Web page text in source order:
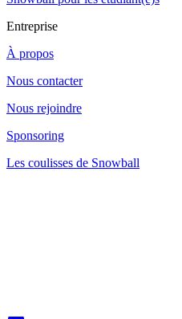
Entreprise
À propos
Nous contacter
Nous rejoindre
Sponsoring
Les coulisses de Snowball